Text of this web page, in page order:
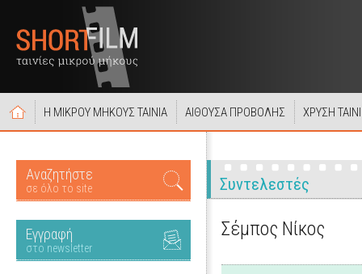
Η ΜΙΚΡΟΥ ΜΗΚΟΥΣ ΤΑΙΝΙΑ ΑΙΘΟΥΣΑ ΠΡΟΒΟΛΗΣ ΧΡΥΣΗ
Αναζητήστε
σε όλο το site
Εγγραφή
στο newsletter
Συντελεστές
Σέμπος Νίκος